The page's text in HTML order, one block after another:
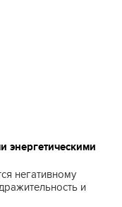
энергетическими
негативному
и